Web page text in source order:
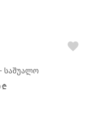
საშუალო
₾